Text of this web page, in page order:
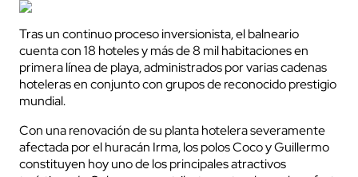
Tras un continuo proceso inversionista, el balneario
cuenta con 18 hoteles y más de 8 mil habitaciones en
primera línea de playa, administrados por varias cadenas
hoteleras en conjunto con grupos de reconocido prestigio
mundial.
Con una renovación de su planta hotelera severamente
afectada por el huracán Irma, los polos Coco y Guillermo
constituyen hoy uno de los principales atractivos